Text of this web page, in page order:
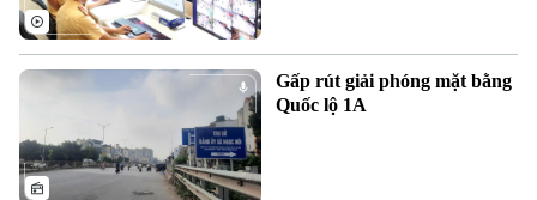
Chuyên mục
Thời sự
Gấp rút giải phóng mặt bằng
Quốc lộ 1A